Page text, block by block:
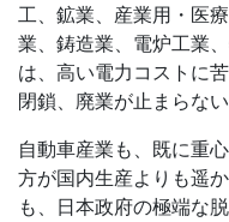
工、鉱業、産業用・医
業、鋳造業、電炉工業
は、高い電力コストに
閉鎖、廃業が止まらない
自動車産業も、既に重
方が国内生産よりも遥
も、日本政府の極端な